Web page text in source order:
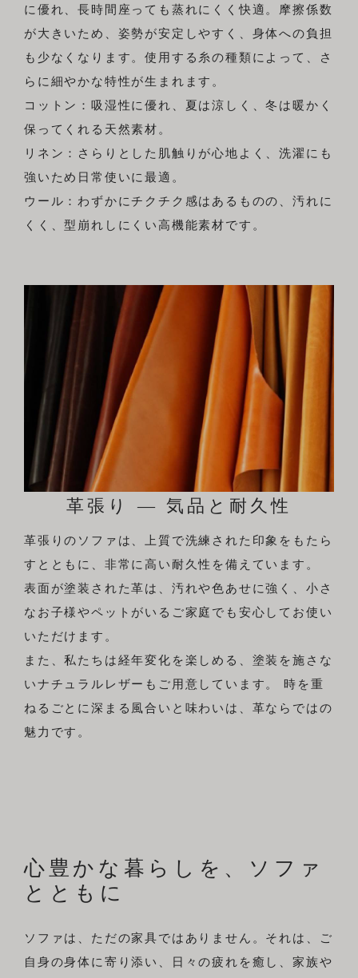
に優れ、長時間座っても蒸れにくく快適。摩擦係数
が大きいため、姿勢が安定しやすく、身体への負担
も少なくなります。使用する糸の種類によって、さ
らに細やかな特性が生まれます。
コットン：吸湿性に優れ、夏は涼しく、冬は暖かく
保ってくれる天然素材。
リネン：さらりとした肌触りが心地よく、洗濯にも
強いため日常使いに最適。
ウール：わずかにチクチク感はあるものの、汚れに
くく、型崩れしにくい高機能素材です。
革張り ― 気品と耐久性
革張りのソファは、上質で洗練された印象をもたら
すとともに、非常に高い耐久性を備えています。
表面が塗装された革は、汚れや色あせに強く、小さ
なお子様やペットがいるご家庭でも安心してお使い
いただけます。
また、私たちは経年変化を楽しめる、塗装を施さな
いナチュラルレザーもご用意しています。 時を重
ねるごとに深まる風合いと味わいは、革ならではの
魅力です。
心豊かな暮らしを、ソファ
とともに
ソファは、ただの家具ではありません。それは、ご
自身の身体に寄り添い、日々の疲れを癒し、家族や